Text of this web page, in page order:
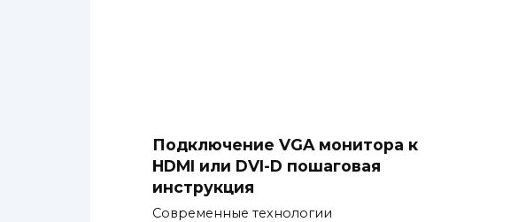
Подключение VGA монитора к
HDMI или DVI-D пошаговая
инструкция
Современные технологии